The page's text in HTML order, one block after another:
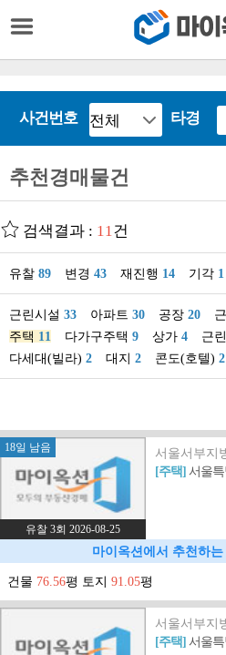
사건번호 타경
추천경매물건
검색결과 : 11건
유찰 89 변경 43 재진행 14 기각 1
근린시설 33 아파트 30 공장 20
주택 11 다가구주택 9 상가 4 근
다세대(빌라) 2 대지 2 콘도(호텔) 2
18일 남음
유찰 3회 2026-08-25
서울서부지
[주택]서울특
마이옥션에서 추천하
건물 76.56평 토지 91.05평
서울서부지
[주택]서울특